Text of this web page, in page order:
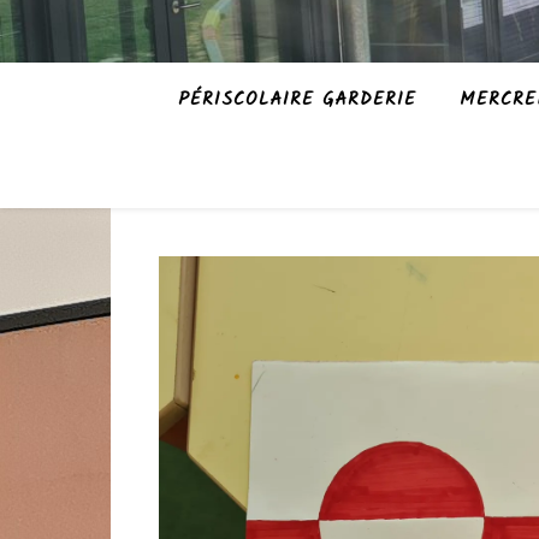
PÉRISCOLAIRE GARDERIE